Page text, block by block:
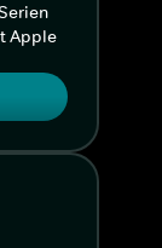
Apple